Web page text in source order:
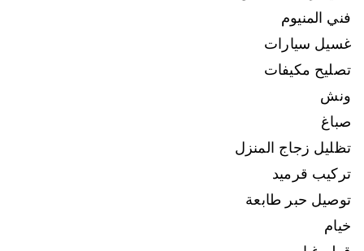
فني المنيوم
غسيل سيارات
تصليح مكيفات
ونش
صباغ
تظليل زجاج المنزل
تركيب قرميد
توصيل حبر طابعة
خيام